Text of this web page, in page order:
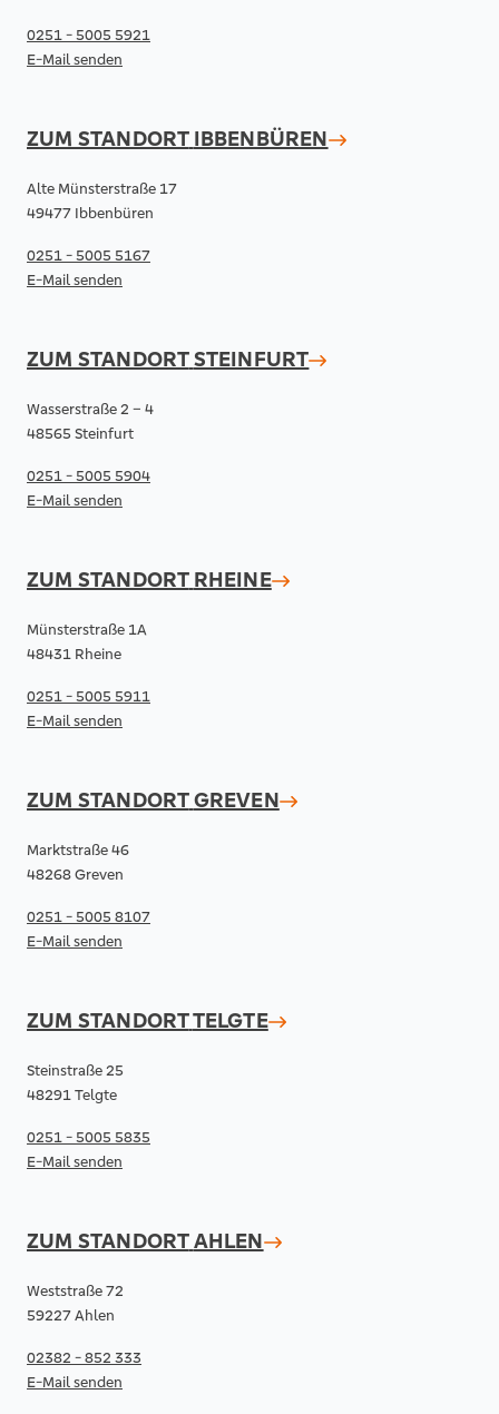
0251 - 5005 5921
E-Mail senden
ZUM STANDORT IBBENBÜREN
Alte Münsterstraße 17
49477 Ibbenbüren
0251 - 5005 5167
E-Mail senden
ZUM STANDORTSTEINFURT
Wasserstraße 2 – 4
48565 Steinfurt
0251 - 5005 5904
E-Mail senden
ZUM STANDORT RHEINE
Münsterstraße 1A
48431 Rheine
0251 - 5005 5911
E-Mail senden
ZUM STANDORTGREVEN
Marktstraße 46
48268 Greven
0251 - 5005 8107
E-Mail senden
ZUM STANDORTTELGTE
Steinstraße 25
48291 Telgte
0251 - 5005 5835
E-Mail senden
ZUM STANDORTAHLEN
Weststraße 72
59227 Ahlen
02382 - 852 333
E-Mail senden